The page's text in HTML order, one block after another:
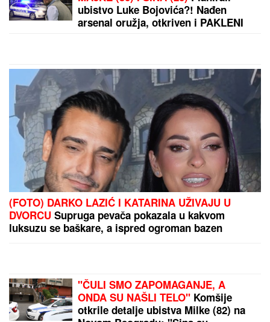
ŠTA VIDETI U BARSELONI:Ako prvi put putujete u
Španiju ovih osam znamenitosti morate da vidite